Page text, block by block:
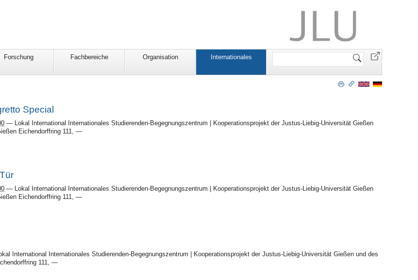
Forschung Fachbereiche Organisation Internationales
Website
Special
— Lokal International Internationales Studierenden-Begegnungszentrum | Kooperationsprojekt der Justus-Liebig-Universität Gießen
Eichendorffring 111
—
— Lokal International Internationales Studierenden-Begegnungszentrum | Kooperationsprojekt der Justus-Liebig-Universität Gießen
Eichendorffring 111
—
International Internationales Studierenden-Begegnungszentrum | Kooperationsprojekt der Justus-Liebig-Universität Gießen und des
111
—